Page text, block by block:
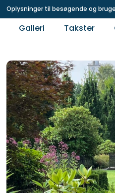
Oplysninger til besøgende og
Galleri Takster